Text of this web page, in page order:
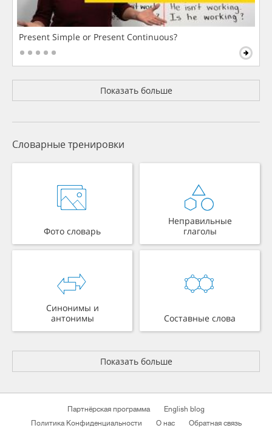
Present Simple or Present Continuous?
Показать больше
Словарные тренировки
Фото словарь
Неправильные
глаголы
Синонимы и
антонимы
Составные слова
Показать больше
Партнёрская программа
English blog
Политика Конфиденциальности
О нас Обратная связь